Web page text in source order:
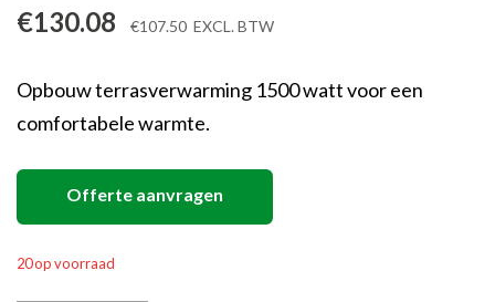
€130.08 €107.50 EXCL. BTW
Opbouw terrasverwarming 1500 watt voor een
comfortabele warmte.
Offerte aanvragen
20 op voorraad